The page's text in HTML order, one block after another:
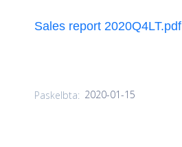
Sales report 2020Q4LT.pdf
Paskelbta: 2020-01-15